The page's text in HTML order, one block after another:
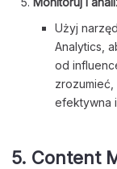
Użyj
Analytics,
od
zrozumieć,
efektywna
5. Content